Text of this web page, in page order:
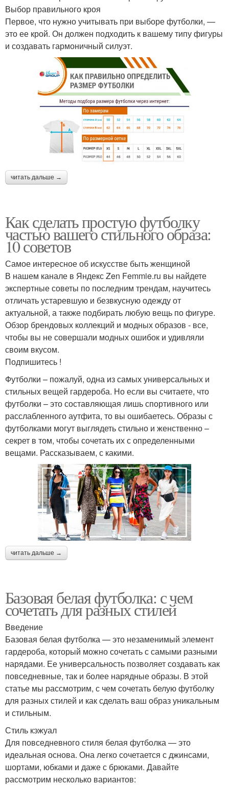
Выбор правильного кроя
Первое, что нужно учитывать при выборе футболки, —
это ее крой. Он должен подходить к вашему типу фигуры
и создавать гармоничный силуэт.
читать дальше →
Как сделать простую футболку
частью вашего стильного образа:
10 советов
Самое интересное об искусстве быть женщиной
В нашем канале в Яндекс Zen Femmie.ru вы найдете
экспертные советы по последним трендам, научитесь
отличать устаревшую и безвкусную одежду от
актуальной, а также подбирать любую вещь по фигуре.
Обзор брендовых коллекций и модных образов - все,
чтобы вы не совершали модных ошибок и удивляли
своим вкусом.
Подпишитесь !
Футболки – пожалуй, одна из самых универсальных и
стильных вещей гардероба. Но если вы считаете, что
футболки – это составляющая лишь спортивного или
расслабленного аутфита, то вы ошибаетесь. Образы с
футболками могут выглядеть стильно и женственно –
секрет в том, чтобы сочетать их с определенными
вещами. Рассказываем, с какими.
читать дальше →
Базовая белая футболка: с чем
сочетать для разных стилей
Введение
Базовая белая футболка — это незаменимый элемент
гардероба, который можно сочетать с самыми разными
нарядами. Ее универсальность позволяет создавать как
повседневные, так и более нарядные образы. В этой
статье мы рассмотрим, с чем сочетать белую футболку
для разных стилей и как сделать ваш образ уникальным
и стильным.
Стиль кэжуал
Для повседневного стиля белая футболка — это
идеальная основа. Она легко сочетается с джинсами,
шортами, юбками и даже с брюками. Давайте
рассмотрим несколько вариантов: